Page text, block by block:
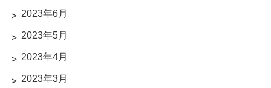
2023年6月
2023年5月
2023年4月
2023年3月